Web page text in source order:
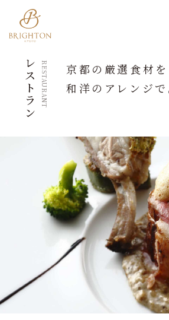
レ
ス
ト
ラ
ン
RESTAURANT
京都の厳選食材を
和洋のアレンジで